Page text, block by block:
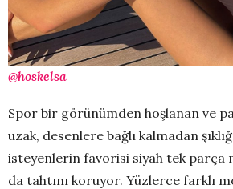
@hoskelsa
Spor bir görünümden hoşlanan ve
uzak, desenlere bağlı kalmadan
isteyenlerin favorisi siyah tek parça
da tahtını koruyor. Yüzlerce farklı